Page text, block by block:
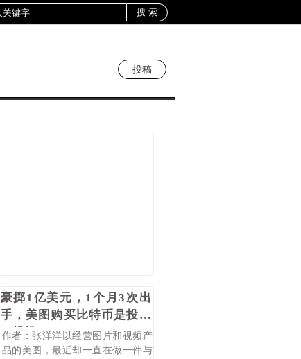
投稿
豪掷1亿美元，1个月3次出
手，美图购买比特币是投资
or投机？
作者：张洋洋以经营图片和视频产
品的美图，最近却一直在做一件与